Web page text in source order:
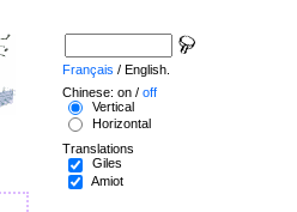
Français / English.
Chinese: on / off
Vertical
Horizontal
Translations
Giles
Amiot